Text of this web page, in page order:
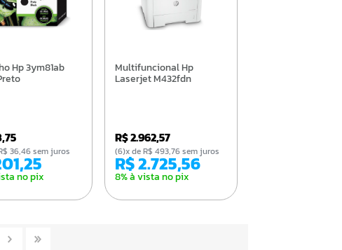
no pix
R$ 36,46 sem juros
Multifuncional Hp
Laserjet M432fdn
R$ 2.962,57
R$ 2.725,56
8% à vista no pix
(6)x de R$ 493,76 sem juros